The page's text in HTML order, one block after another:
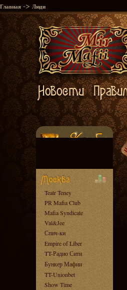
Главная -> Люди
Teatr Teney
PR Mafia Club
Mafia Syndicate
Val&Jee
Спич-ки
Empire of Liber
TT-Радио Сити
Бункер Мафии
TT-Unionbet
Show Time